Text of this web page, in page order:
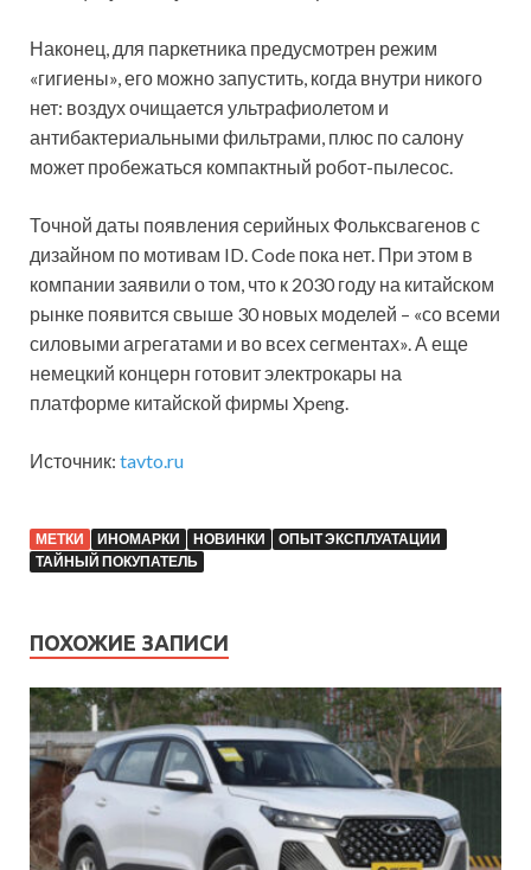
Наконец, для паркетника предусмотрен режим
«гигиены», его можно запустить, когда внутри никого
нет: воздух очищается ультрафиолетом и
антибактериальными фильтрами, плюс по салону
может пробежаться компактный робот-пылесос.
Точной даты появления серийных Фольксвагенов с
дизайном по мотивам ID. Code пока нет. При этом в
компании заявили о том, что к 2030 году на китайском
рынке появится свыше 30 новых моделей – «со всеми
силовыми агрегатами и во всех сегментах». А еще
немецкий концерн готовит электрокары на
платформе китайской фирмы Xpeng.
Источник: tavto.ru
МЕТКИ ИНОМАРКИ НОВИНКИ
ОПЫТ ЭКСПЛУАТАЦИИ
ТАЙНЫЙ ПОКУПАТЕЛЬ
ПОХОЖИЕ ЗАПИСИ